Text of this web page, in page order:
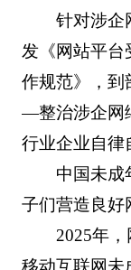
针对涉企
发《网站平台
作规范》，到
—整治涉企网
行业企业自律
中国未成
子们营造良
2025年
移动互联网未